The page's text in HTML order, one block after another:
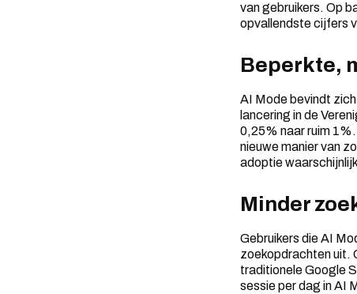
van gebruikers. Op
opvallendste cijfers
Beperkte,
AI Mode bevindt
lancering in de
0,25% naar ruim
nieuwe manier van
adoptie
Minder
Gebruikers die AI
zoekopdrachten uit.
traditionele Google
sessie per dag in AI